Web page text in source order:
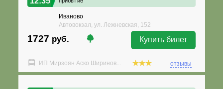
Иваново
Автовокзал, ул. Лежневская, 152
1727 руб. Купить билет
ИП Мирзоян Аско Ширинов... отзывы